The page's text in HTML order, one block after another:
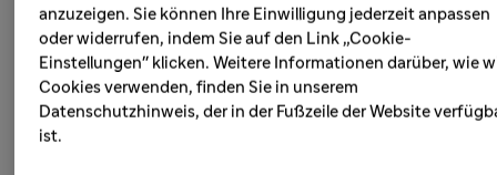
Chronische Graft-versus-Host-
Erkrankung als
Herausforderung nach
anzuzeigen. Sie können Ihre Einwilligung jederzeit anpassen
oder widerrufen, indem Sie auf den Link „Cookie-
Einstellungen" klicken. Weitere Informationen darüber, wie
Cookies verwenden, finden Sie in unserem
Datenschutzhinweis, der in der Fußzeile der Website
ist.